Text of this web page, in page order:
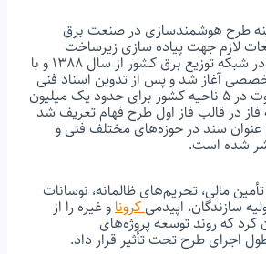
طرح هوشمندسازی در صنعت برق
لازم جهت پیاده سازی زیرساخت
اندازه‌گیری هوشمند در شبکه توزیع برق کشور از سال ١٣٨٨ و با
آغاز شد و پس از تدوین اسناد فنی
و اجرایی، ٥ طرح پایلوت در ٥ ناحیه کشور برای حدود یک میلیون
در قالب فاز اول طرح فهام تعریف شد
که تاکنون بیش از ٤٠ عنوان سند در حوزه‌های مختلف فنی و
شده است.
مالی، تحریم‌های ظالمانه، نوسانات
سازندگان، اپیدمیکروناو غیره را از
که روند توسعه پروژه‌های
اجرای طرح تحت تأثیر قرار داد.